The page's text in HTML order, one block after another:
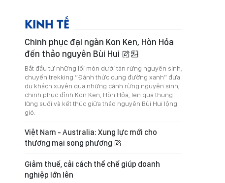
KINH TẾ
Chinh phục đại ngàn Kon Ken, Hòn Hỏa
đến thảo nguyên Bùi Hui
Bắt đầu từ những lối mòn dưới tán rừng nguyên sinh,
chuyến trekking “Đánh thức cung đường xanh” đưa
du khách xuyên qua những cánh rừng nguyên sinh,
chinh phục đỉnh Kon Ken, Hòn Hỏa, len qua thung
lũng suối và kết thúc giữa thảo nguyên Bùi Hui lộng
gió.
Việt Nam - Australia: Xung lực mới cho
thương mại song phương
Giảm thuế, cải cách thể chế giúp doanh
nghiệp lớn lên